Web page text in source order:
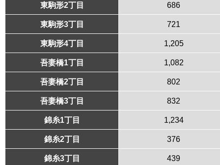
東駒形2丁目 686
東駒形3丁目 721
東駒形4丁目 1,205
吾妻橋1丁目 1,082
吾妻橋2丁目 802
吾妻橋3丁目 832
錦糸1丁目 1,234
錦糸2丁目 376
錦糸3丁目 439